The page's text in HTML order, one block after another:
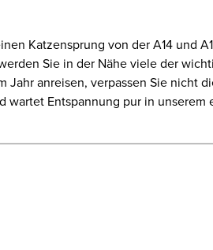
Katzensprung von der A14 und
Sie in der Nähe viele der
anreisen, verpassen Sie nicht
Entspannung pur in